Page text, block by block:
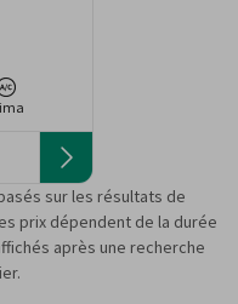
sur les résultats de
prix dépendent de la durée
après une recherche